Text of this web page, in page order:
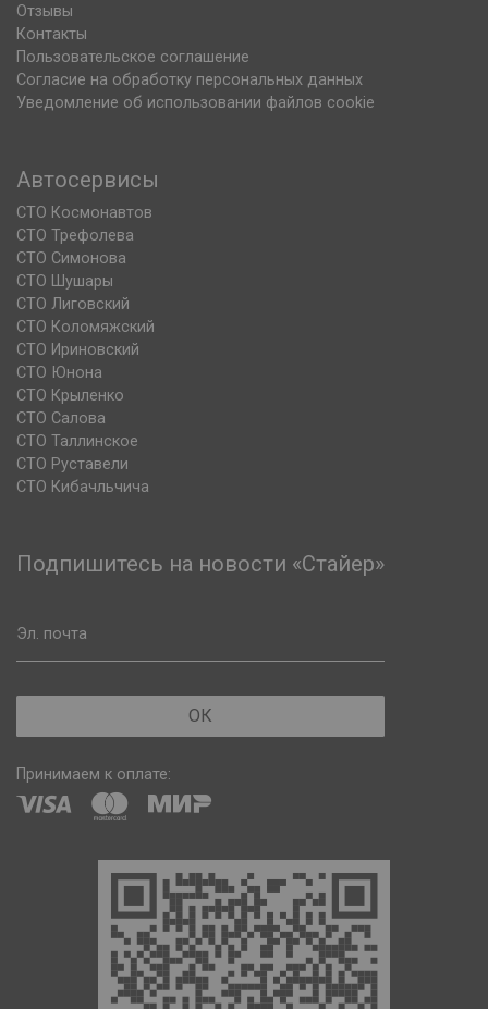
Отзывы
Контакты
Пользовательское соглашение
Согласие на обработку персональных данных
Уведомление об использовании файлов cookie
Автосервисы
СТО Космонавтов
СТО Трефолева
СТО Симонова
СТО Шушары
СТО Лиговский
СТО Коломяжский
СТО Ириновский
СТО Юнона
СТО Крыленко
СТО Салова
СТО Таллинское
СТО Руставели
СТО Кибачльчича
Подпишитесь на новости «Стайер»
Эл. почта
ОК
Принимаем к оплате: